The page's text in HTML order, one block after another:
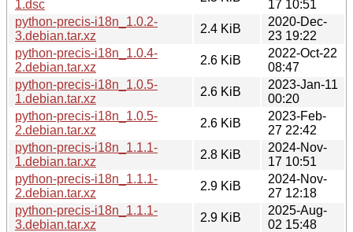
1.dsc
17 10:51
python-precis-i18n_1.0.2-
3.debian.tar.xz
2.4 KiB
2020-Dec-
23 19:22
python-precis-i18n_1.0.4-
2.debian.tar.xz
2.6 KiB
2022-Oct-22
08:47
python-precis-i18n_1.0.5-
1.debian.tar.xz
2.6 KiB
2023-Jan-11
00:20
python-precis-i18n_1.0.5-
2.debian.tar.xz
2.6 KiB
2023-Feb-
27 22:42
python-precis-i18n_1.1.1-
1.debian.tar.xz
2.8 KiB
2024-Nov-
17 10:51
python-precis-i18n_1.1.1-
2.debian.tar.xz
2.9 KiB
2024-Nov-
27 12:18
python-precis-i18n_1.1.1-
3.debian.tar.xz
2.9 KiB
2025-Aug-
02 15:48